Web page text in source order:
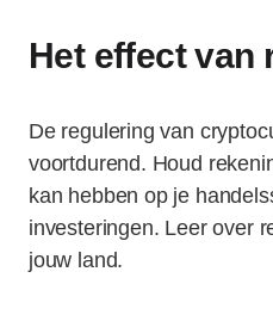
Het effect van
De regulering van
voortdurend. Houd
kan hebben op je
investeringen. Leer over
jouw land.